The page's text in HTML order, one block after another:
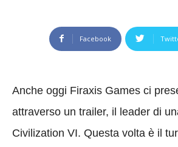
Facebook
Anche oggi Firaxis Games ci
attraverso un trailer, il leader di
Civilization VI. Questa volta è il